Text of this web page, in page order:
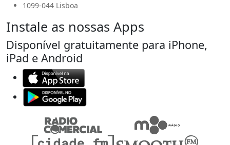
1099-044 Lisboa
Instale as nossas Apps
Disponível gratuitamente para iPhone,
iPad e Android